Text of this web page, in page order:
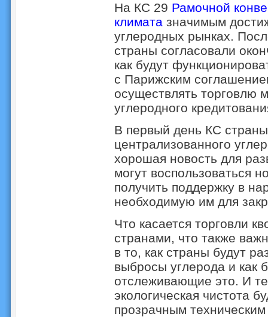
На КС 29 Рамочной
климатазначимым
углеродных рынках.
страны согласовали
как будут
с Парижским
осуществлять торговлю
углеродного
В первый день КС
централизованного
хорошая новость для
могут воспользоваться
получить поддержку в
необходимую им для
Что касается торговли
странами, что также
в то, как страны будут
выбросы углерода и как
отслеживающие это. И
экологическая чистота
прозрачным